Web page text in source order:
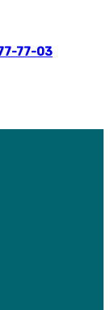
77-03